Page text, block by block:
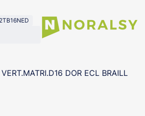
DOR ECL BRAILL